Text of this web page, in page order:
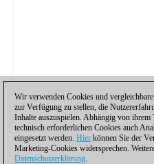
Wir verwenden Cookies und
zur Verfügung zu stellen, die
Inhalte auszuspielen. Abhängig von
technisch erforderlichen Cookies auch
eingesetzt werden. Hier können Sie der
Marketing-Cookies widersprechen.
Datenschutzerklärung.